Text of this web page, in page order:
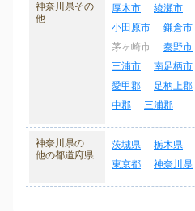
神奈川県その
他
厚木市 綾瀬市
小田原市
鎌倉市
茅ヶ崎市
秦野市
三浦市
南足柄市
愛甲郡
足柄上郡
中郡
三浦郡
神奈川県の
他の都道府県
茨城県 栃木県
東京都
神奈川県